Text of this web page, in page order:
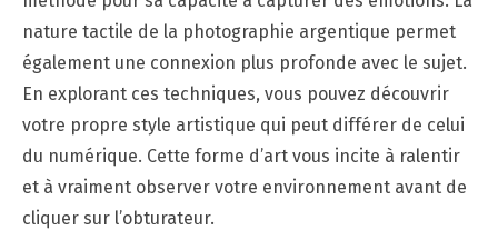
nature tactile de la photographie argentique permet
également une connexion plus profonde avec le sujet.
En explorant ces techniques, vous pouvez découvrir
votre propre style artistique qui peut différer de celui
du numérique. Cette forme d’art vous incite à ralentir
et à vraiment observer votre environnement avant de
cliquer sur l’obturateur.